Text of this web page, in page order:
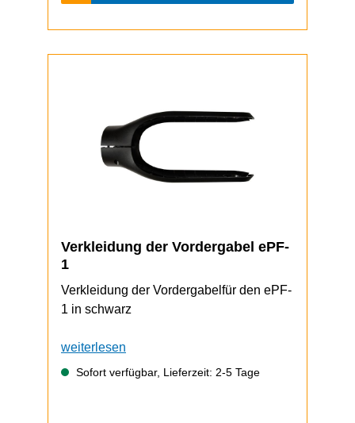
Verkleidung der Vordergabel ePF-
1
Verkleidung der Vordergabelfür den ePF-
1 in schwarz
weiterlesen
Sofort verfügbar, Lieferzeit: 2-5 Tage